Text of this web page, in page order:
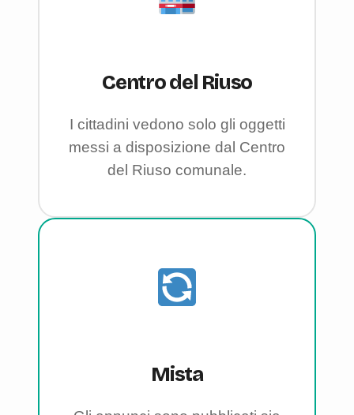
Centro del Riuso
I cittadini vedono solo gli oggetti
messi a disposizione dal Centro
del Riuso comunale.
Mista